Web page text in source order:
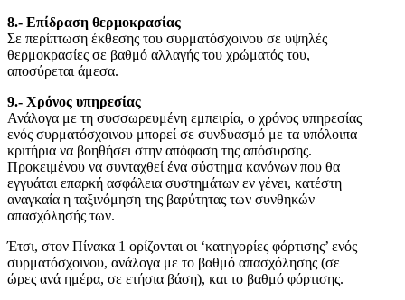
8.- Επίδραση θερμοκρασίας
Σε περίπτωση έκθεσης του συρματόσχοινου σε υψηλές
θερμοκρασίες σε βαθμό αλλαγής του χρώματός του,
αποσύρεται άμεσα.
9.- Χρόνος υπηρεσίας
Ανάλογα με τη συσσωρευμένη εμπειρία, ο χρόνος υπηρεσίας
ενός συρματόσχοινου μπορεί σε συνδυασμό με τα υπόλοιπα
κριτήρια να βοηθήσει στην απόφαση της απόσυρσης.
Προκειμένου να συνταχθεί ένα σύστημα κανόνων που θα
εγγυάται επαρκή ασφάλεια συστημάτων εν γένει, κατέστη
αναγκαία η ταξινόμηση της βαρύτητας των συνθηκών
απασχόλησής των.
Έτσι, στον Πίνακα 1 ορίζονται οι ‘κατηγορίες φόρτισης’ ενός
συρματόσχοινου, ανάλογα με το βαθμό απασχόλησης (σε
ώρες ανά ημέρα, σε ετήσια βάση), και το βαθμό φόρτισης.